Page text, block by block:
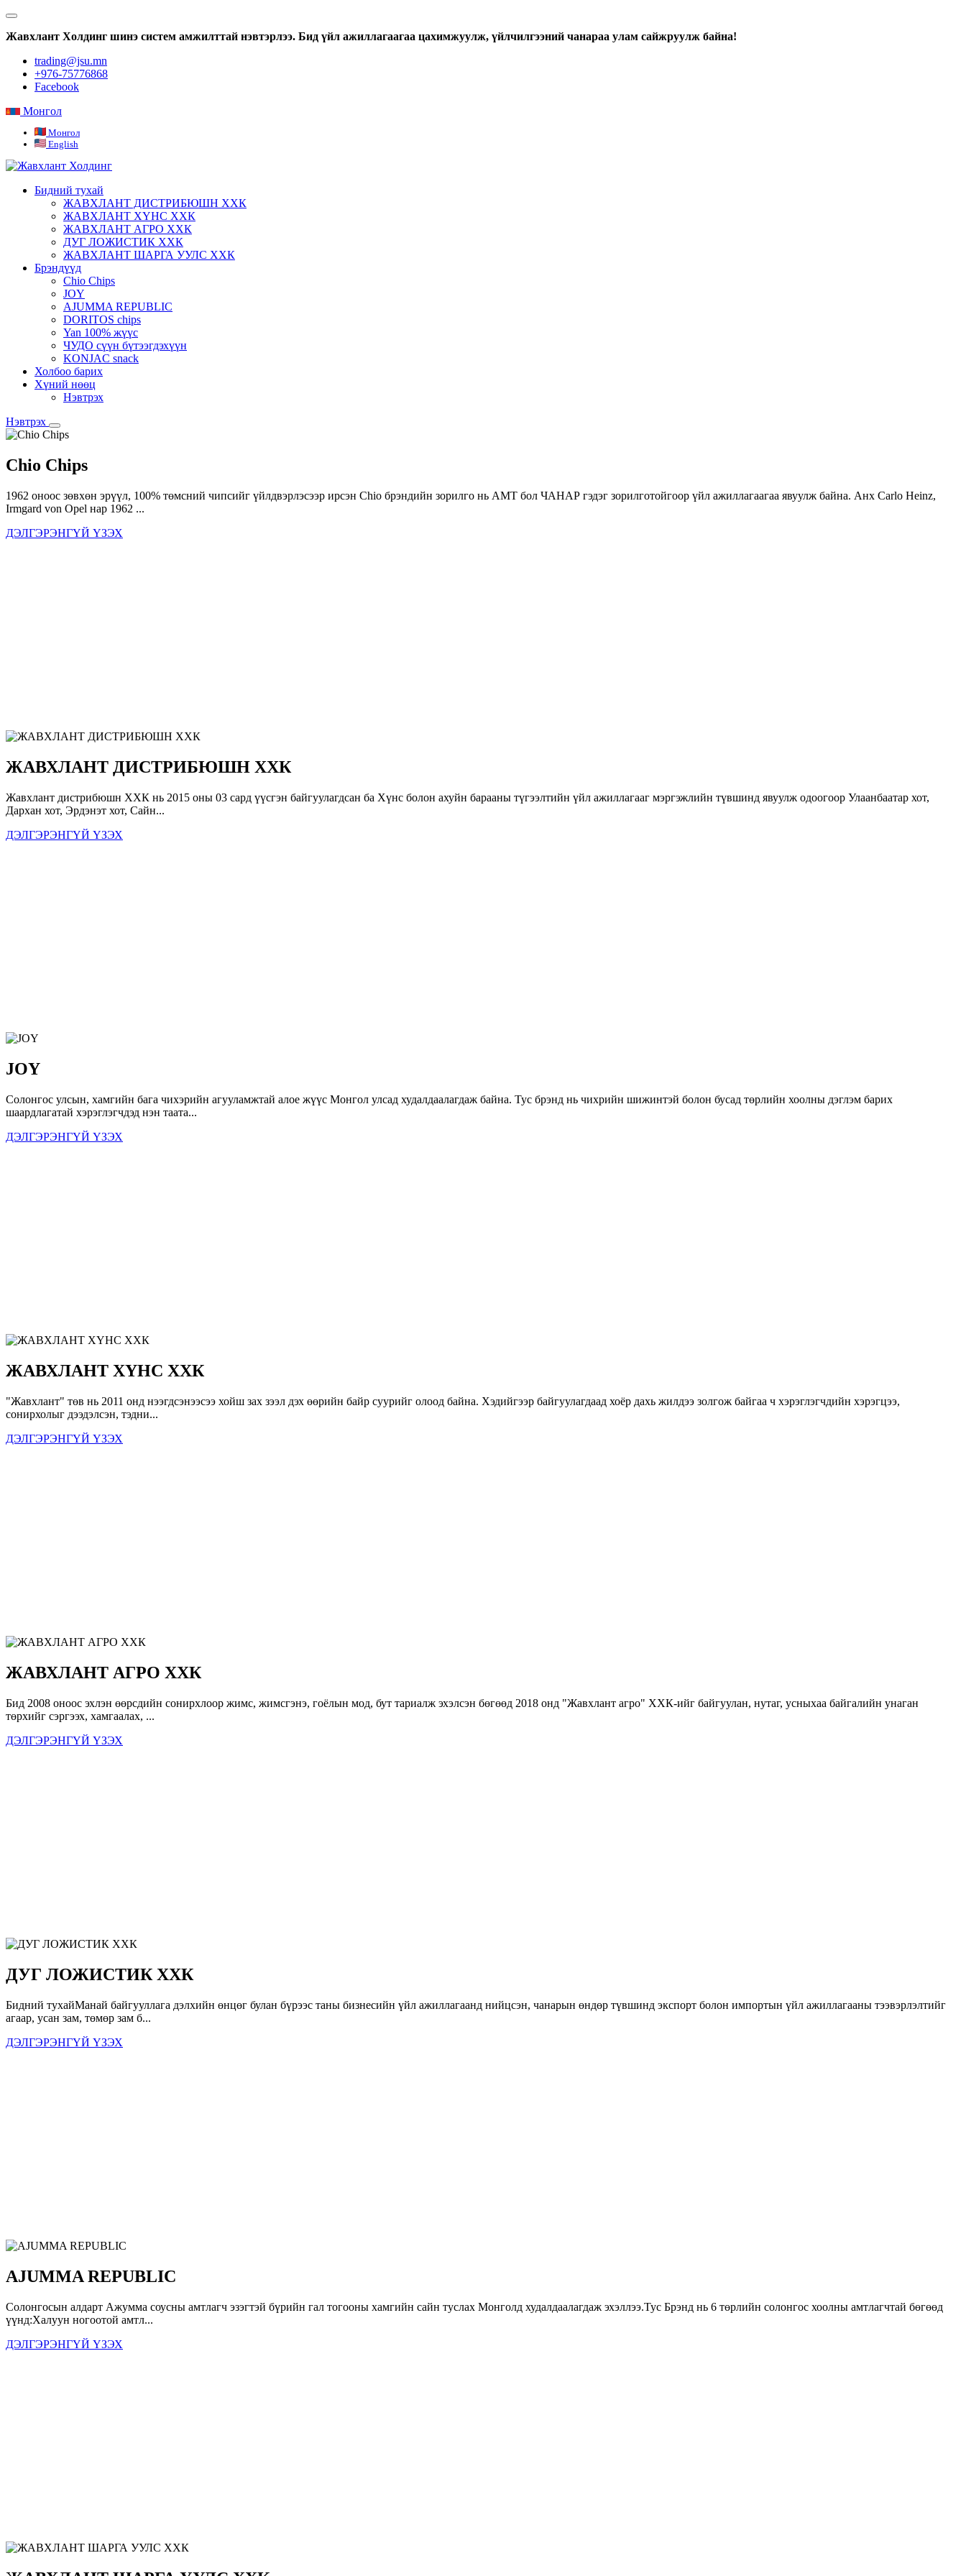
Жавхлант Холдинг шинэ систем амжилттай нэвтэрлээ. Бид үйл ажиллагаагаа цахимжуулж, үйлчилгээний чанараа улам сайжруулж байна!
trading@jsu.mn
+976-75776868
Facebook
Монгол
Монгол
English
Бидний тухай
ЖАВХЛАНТ ДИСТРИБЮШН ХХК
ЖАВХЛАНТ ХҮНС ХХК
ЖАВХЛАНТ АГРО ХХК
ДУГ ЛОЖИСТИК ХХК
ЖАВХЛАНТ ШАРГА УУЛС ХХК
Брэндүүд
Chio Chips
JOY
AJUMMA REPUBLIC
DORITOS chips
Yan 100% жүүс
ЧУДО сүүн бүтээгдэхүүн
KONJAC snack
Холбоо барих
Хүний нөөц
Нэвтрэх
Нэвтрэх
Chio Chips
1962 оноос зөвхөн эрүүл, 100% төмсний чипсийг үйлдвэрлэсээр ирсэн Chio брэндийн зорилго нь АМТ бол ЧАНАР гэдэг зорилготойгоор үйл ажиллагаагаа явуулж байна. Анх Carlo Heinz,
Irmgard von Opel нар 1962 ...
ДЭЛГЭРЭНГҮЙ ҮЗЭХ
ЖАВХЛАНТ ДИСТРИБЮШН ХХК
Жавхлант дистрибюшн ХХК нь 2015 оны 03 сард үүсгэн байгуулагдсан ба Хүнс болон ахуйн барааны түгээлтийн үйл ажиллагааг мэргэжлийн түвшинд явуулж одоогоор Улаанбаатар хот,
Дархан хот, Эрдэнэт хот, Сайн...
ДЭЛГЭРЭНГҮЙ ҮЗЭХ
JOY
Солонгос улсын, хамгийн бага чихэрийн агууламжтай алое жүүс Монгол улсад худалдаалагдаж байна. Тус брэнд нь чихрийн шижинтэй болон бусад төрлийн хоолны дэглэм барих
шаардлагатай хэрэглэгчдэд нэн таата...
ДЭЛГЭРЭНГҮЙ ҮЗЭХ
ЖАВХЛАНТ ХҮНС ХХК
"Жавхлант" төв нь 2011 онд нээгдсэнээсээ хойш зах зээл дэх өөрийн байр суурийг олоод байна. Хэдийгээр байгуулагдаад хоёр дахь жилдээ золгож байгаа ч хэрэглэгчдийн хэрэгцээ,
сонирхолыг дээдэлсэн, тэдни...
ДЭЛГЭРЭНГҮЙ ҮЗЭХ
ЖАВХЛАНТ АГРО ХХК
Бид 2008 оноос эхлэн өөрсдийн сонирхлоор жимс, жимсгэнэ, гоёлын мод, бут тариалж эхэлсэн бөгөөд 2018 онд "Жавхлант агро" ХХК-ийг байгуулан, нутаг, усныхаа байгалийн унаган
төрхийг сэргээх, хамгаалах, ...
ДЭЛГЭРЭНГҮЙ ҮЗЭХ
ДУГ ЛОЖИСТИК ХХК
Бидний тухайМанай байгууллага дэлхийн өнцөг булан бүрээс таны бизнесийн үйл ажиллагаанд нийцсэн, чанарын өндөр түвшинд экспорт болон импортын үйл ажиллагааны тээвэрлэлтийг
агаар, усан зам, төмөр зам б...
ДЭЛГЭРЭНГҮЙ ҮЗЭХ
AJUMMA REPUBLIC
Солонгосын алдарт Ажумма соусны амтлагч эзэгтэй бүрийн гал тогооны хамгийн сайн туслах Монголд худалдаалагдаж эхэллээ.Тус Брэнд нь 6 төрлийн солонгос хоолны амтлагчтай бөгөөд
үүнд:Халуун ногоотой амтл...
ДЭЛГЭРЭНГҮЙ ҮЗЭХ